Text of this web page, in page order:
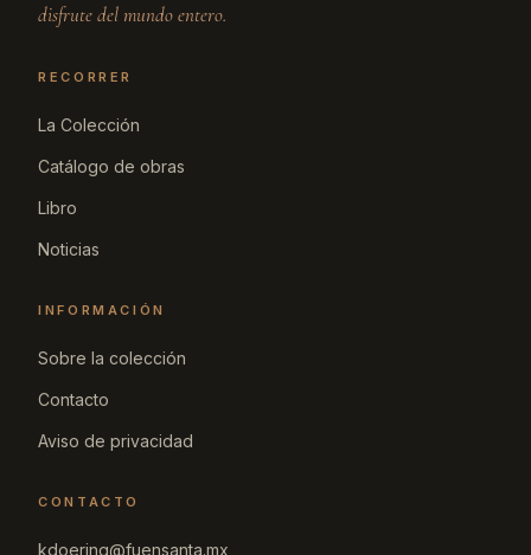
disfrute del mundo entero.
RECORRER
La Colección
Catálogo de obras
Libro
Noticias
INFORMACIÓN
Sobre la colección
Contacto
Aviso de privacidad
CONTACTO
kdoering@fuensanta.mx